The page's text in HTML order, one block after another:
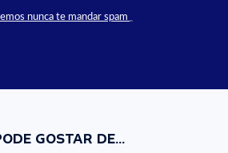
nunca te mandar spam
GOSTAR DE...